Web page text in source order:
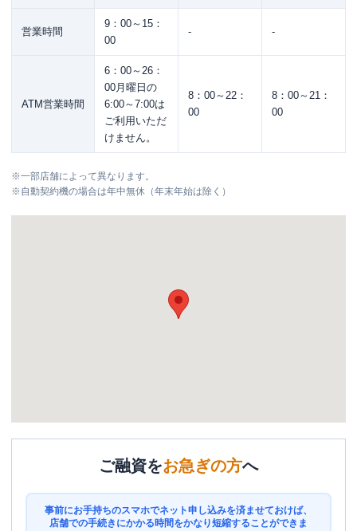
営業時間
9：00～15：
00
- -
ATM営業時間
6：00～26：
00月曜日の
6:00～7:00は
ご利用いただ
けません。
8：00～22：
00
8：00～21：
00
※一部店舗によって異なります。
※自動契約機の場合は年中無休（年末年始は除く）
ご融資をお急ぎの方へ
事前にお手持ちのスマホでネット申し込みを済ませておけば、
店舗での手続きにかかる時間をかなり短縮することができま